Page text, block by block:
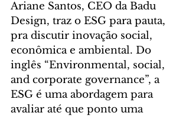
Ariane Santos, CEO da Badu
Design, traz o ESG para pauta,
pra discutir inovação social,
econômica e ambiental. Do
inglês “Environmental, social,
and corporate governance”, a
ESG é uma abordagem para
avaliar até que ponto uma